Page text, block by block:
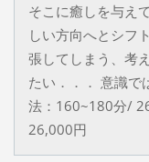
そこに癒しを与え
しい方向へとシフ
張してしまう、考
たい．．． 意識で
法：160~180分/
26,000円